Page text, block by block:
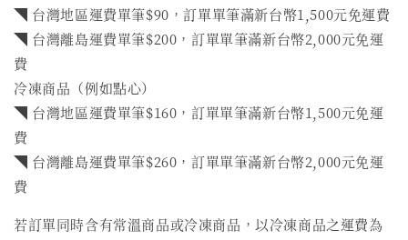
◥ 台灣地區運費單筆$90，訂單單筆滿新台幣1,500元免運費
◥ 台灣離島運費單筆$200，訂單單筆滿新台幣2,000元免運
費
冷凍商品（例如點心）
◥ 台灣地區運費單筆$160，訂單單筆滿新台幣1,500元免運
費
◥ 台灣離島運費單筆$260，訂單單筆滿新台幣2,000元免運
費
若訂單同時含有常溫商品或冷凍商品，以冷凍商品之運費為